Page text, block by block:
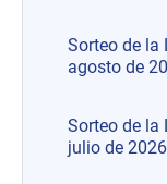
Sorteo de la
agosto de
Sorteo de la
julio de 2026